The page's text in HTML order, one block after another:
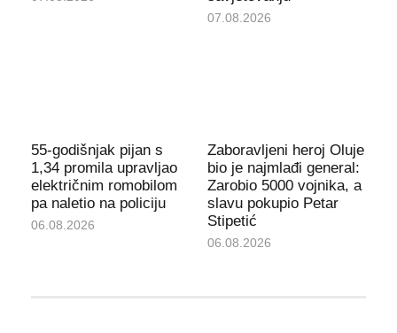
07.08.2026
55-godišnjak pijan s
1,34 promila upravljao
električnim romobilom
pa naletio na policiju
06.08.2026
Zaboravljeni heroj Oluje
bio je najmlađi general:
Zarobio 5000 vojnika, a
slavu pokupio Petar
Stipetić
06.08.2026